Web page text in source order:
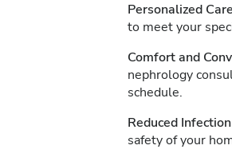
Personalized
to meet your
Comfort and
nephrology
schedule.
Reduced
safety of your